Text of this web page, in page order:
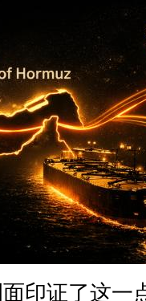
印证了这一